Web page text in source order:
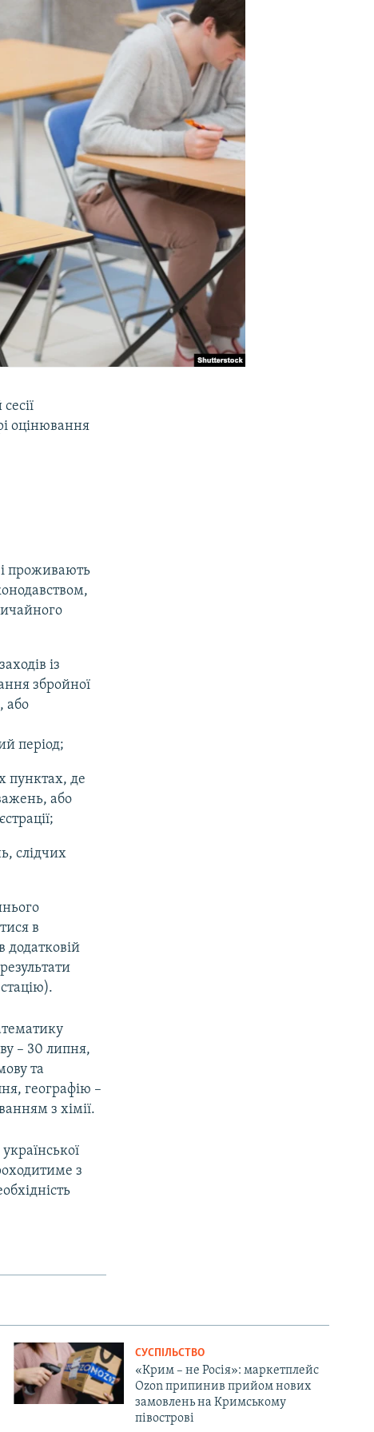
оцінювання
і проживають
із
збройної
або
період;
пунктах, де
або
слідчих
в
додатковій
– 30 липня,
та
географію –
з хімії.
з
СУСПІЛЬСТВО
«Крим – не Росія»: маркетплейс
Ozon припинив прийом нових
замовлень на Кримському
півострові